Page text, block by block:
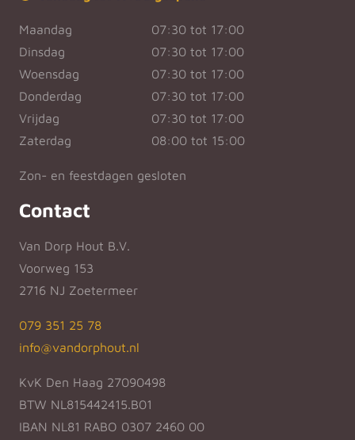
Maandag
07:30 tot 17:00
Dinsdag
07:30 tot 17:00
Woensdag
07:30 tot 17:00
Donderdag
07:30 tot 17:00
Vrijdag
07:30 tot 17:00
Zaterdag
08:00 tot 15:00
Zon- en feestdagen gesloten
Contact
Van Dorp Hout B.V.
Voorweg 153
2716 NJ Zoetermeer
079 351 25 78
info@vandorphout.nl
KvK Den Haag 27090498
BTW NL815442415.B01
IBAN NL81 RABO 0307 2460 00